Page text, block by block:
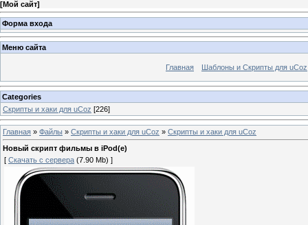
[Мой сайт]
Форма входа
Меню сайта
Главная Шаблоны и Скрипты для uCoz
Categories
Скрипты и хаки для uCoz [226]
Главная » Файлы » Скрипты и хаки для uCoz » Скрипты и хаки для uCoz
Новый скрипт фильмы в iPod(е)
[ Скачать с сервера (7.90 Mb) ]